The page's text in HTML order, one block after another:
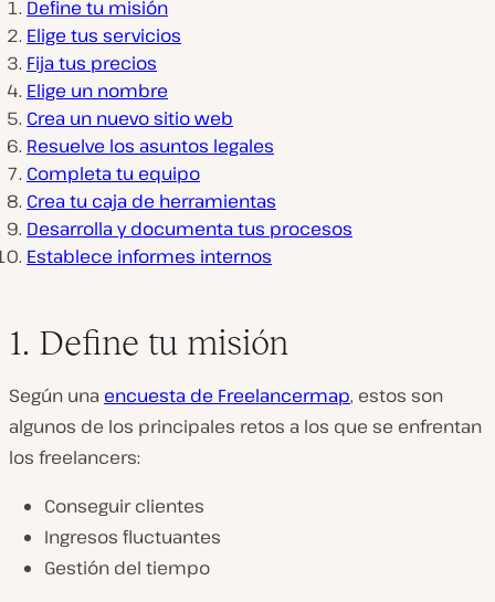
Define tu misión
Elige tus servicios
Fija tus precios
Elige un nombre
Crea un nuevo sitio web
Resuelve los asuntos legales
Completa tu equipo
Crea tu caja de herramientas
Desarrolla y documenta tus procesos
Establece informes internos
1. Define tu misión
Según una encuesta de Freelancermap, estos son
algunos de los principales retos a los que se enfrentan
los freelancers:
Conseguir clientes
Ingresos fluctuantes
Gestión del tiempo